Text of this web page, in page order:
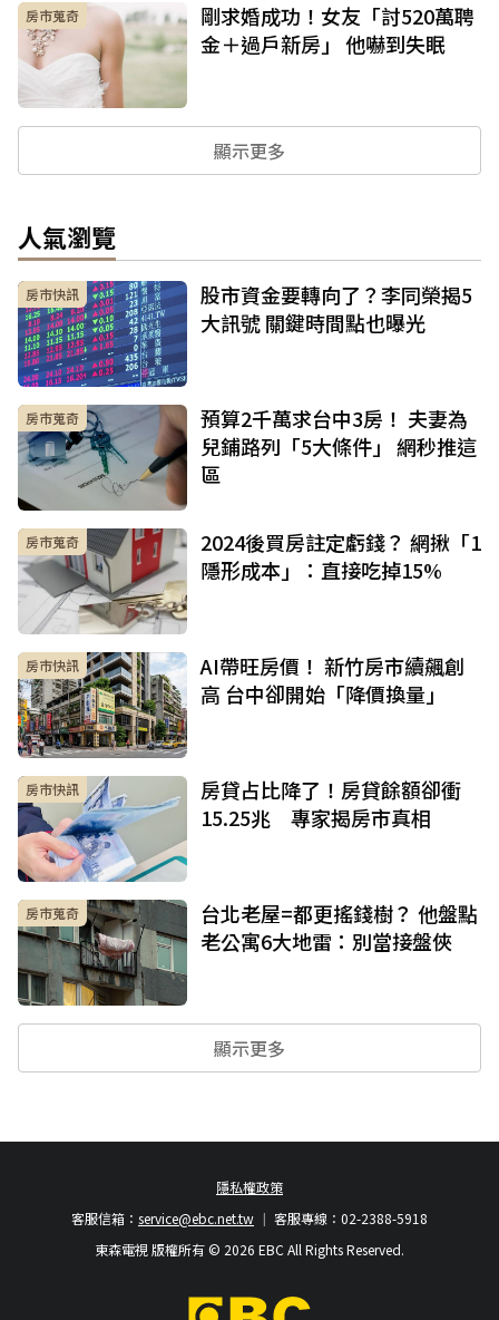
房市蒐奇
剛求婚成功！女友「討520萬聘
金＋過戶新房」 他嚇到失眠
顯示更多
人氣瀏覽
房市快訊
股市資金要轉向了？李同榮揭5
大訊號 關鍵時間點也曝光
房市蒐奇
預算2千萬求台中3房！ 夫妻為
兒鋪路列「5大條件」 網秒推這
區
房市蒐奇
2024後買房註定虧錢？ 網揪「1
隱形成本」：直接吃掉15%
房市快訊
AI帶旺房價！ 新竹房市續飆創
高 台中卻開始「降價換量」
房市快訊
房貸占比降了！房貸餘額卻衝
15.25兆 專家揭房市真相
房市蒐奇
台北老屋=都更搖錢樹？ 他盤點
老公寓6大地雷：別當接盤俠
顯示更多
隱私權政策
客服專線：02-2388-5918
客服信箱： service@ebc.net.tw
東森電視 版權所有 © 2026 EBC All Rights Reserved.